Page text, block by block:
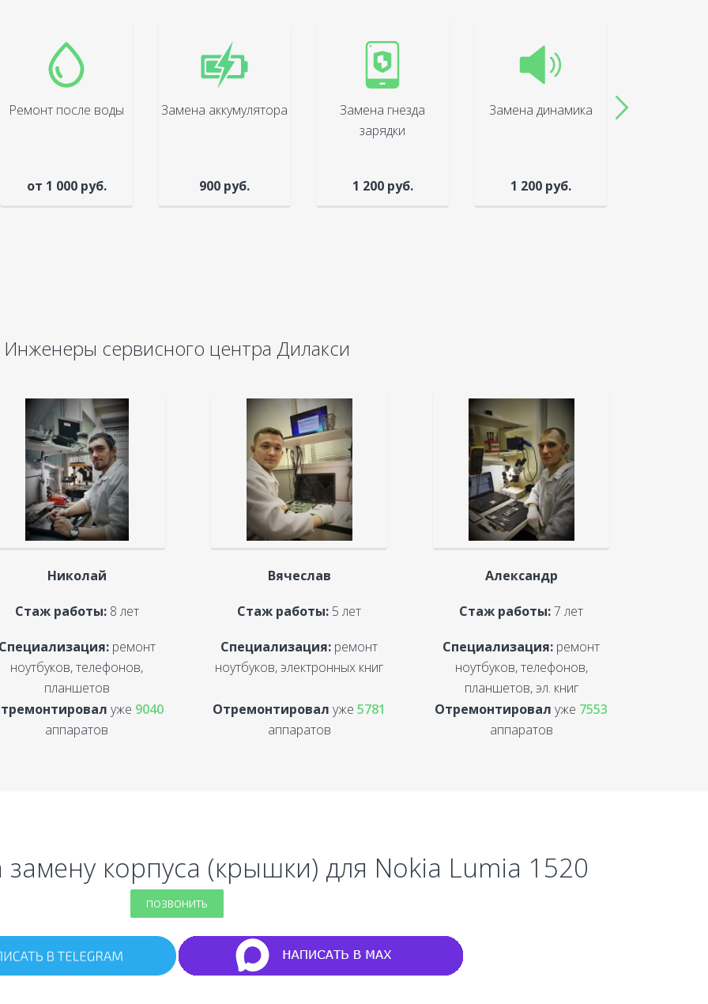
Ремонт после воды
от 1 000 руб.
Замена аккумулятора
900 руб.
Замена гнезда
зарядки
1 200 руб.
Замена динамика
1 200 руб.
Инженеры сервисного центра Дилакси
Николай
Стаж работы:8 лет
ремонт
ноутбуков, телефонов,
планшетов
уже 9040
аппаратов
Вячеслав
Стаж работы: 5 лет
Специализация: ремонт
ноутбуков, электронных книг
Отремонтировалуже5781
аппаратов
Александр
Стаж работы:7 лет
Специализация: ремонт
ноутбуков, телефонов,
планшетов, эл. книг
Отремонтировалуже 7553
аппаратов
замену корпуса (крышки) для Nokia Lumia 1520
ПОЗВОНИТЬ